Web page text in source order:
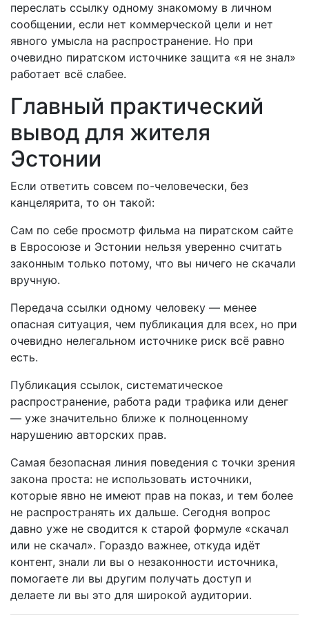
переслать ссылку одному знакомому в личном
сообщении, если нет коммерческой цели и нет
явного умысла на распространение. Но при
очевидно пиратском источнике защита «я не знал»
работает всё слабее.
Главный практический
вывод для жителя
Эстонии
Если ответить совсем по-человечески, без
канцелярита, то он такой:
Сам по себе просмотр фильма на пиратском сайте
в Евросоюзе и Эстонии нельзя уверенно считать
законным только потому, что вы ничего не скачали
вручную.
Передача ссылки одному человеку — менее
опасная ситуация, чем публикация для всех, но при
очевидно нелегальном источнике риск всё равно
есть.
Публикация ссылок, систематическое
распространение, работа ради трафика или денег
— уже значительно ближе к полноценному
нарушению авторских прав.
Самая безопасная линия поведения с точки зрения
закона проста: не использовать источники,
которые явно не имеют прав на показ, и тем более
не распространять их дальше. Сегодня вопрос
давно уже не сводится к старой формуле «скачал
или не скачал». Гораздо важнее, откуда идёт
контент, знали ли вы о незаконности источника,
помогаете ли вы другим получать доступ и
делаете ли вы это для широкой аудитории.